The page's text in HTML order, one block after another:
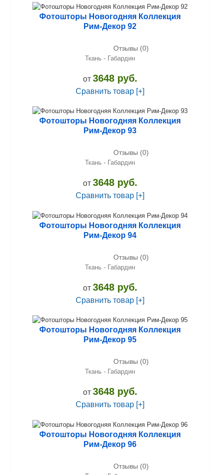
Фотошторы Новогодняя Коллекция
Рим-Декор 92
Отзывы (0)
Ткань - Габардин
от 3648 руб.
Сравнить товар [+]
Фотошторы Новогодняя Коллекция
Рим-Декор 93
Отзывы (0)
Ткань - Габардин
от 3648 руб.
Сравнить товар [+]
Фотошторы Новогодняя Коллекция
Рим-Декор 94
Отзывы (0)
Ткань - Габардин
от 3648 руб.
Сравнить товар [+]
Фотошторы Новогодняя Коллекция
Рим-Декор 95
Отзывы (0)
Ткань - Габардин
от 3648 руб.
Сравнить товар [+]
Фотошторы Новогодняя Коллекция
Рим-Декор 96
Отзывы (0)